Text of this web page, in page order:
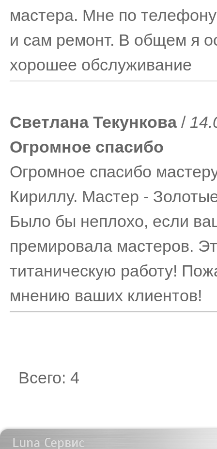
мастера. Мне по
и сам ремонт. В общем я
хорошее обслуживание
Светлана Текункова /
Огромное спасибо
Огромное спасибо
Кириллу. Мастер -
Было бы неплохо, если
премировала мастеров.
титаническую работу!
мнению ваших клиентов!
Всего: 4
Luna Сервис